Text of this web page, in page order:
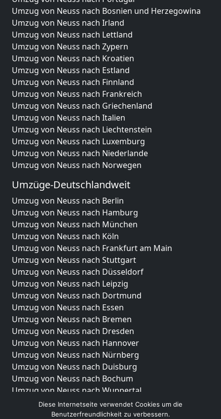
Umzug von Neuss nach Bosnien und Herzegowina
Umzug von Neuss nach Irland
Umzug von Neuss nach Lettland
Umzug von Neuss nach Zypern
Umzug von Neuss nach Kroatien
Umzug von Neuss nach Estland
Umzug von Neuss nach Finnland
Umzug von Neuss nach Frankreich
Umzug von Neuss nach Griechenland
Umzug von Neuss nach Italien
Umzug von Neuss nach Liechtenstein
Umzug von Neuss nach Luxemburg
Umzug von Neuss nach Niederlande
Umzug von Neuss nach Norwegen
Umzüge-Deutschlandweit
Umzug von Neuss nach Berlin
Umzug von Neuss nach Hamburg
Umzug von Neuss nach München
Umzug von Neuss nach Köln
Umzug von Neuss nach Frankfurt am Main
Umzug von Neuss nach Stuttgart
Umzug von Neuss nach Düsseldorf
Umzug von Neuss nach Leipzig
Umzug von Neuss nach Dortmund
Umzug von Neuss nach Essen
Umzug von Neuss nach Bremen
Umzug von Neuss nach Dresden
Umzug von Neuss nach Hannover
Umzug von Neuss nach Nürnberg
Umzug von Neuss nach Duisburg
Umzug von Neuss nach Bochum
Umzug von Neuss nach Wuppertal
Umzug von Neuss nach Bielefeld
Umzug von Neuss nach Bonn
Diese Internetseite verwendet Cookies um die
Benutzerfreundlichkeit zu verbessern.